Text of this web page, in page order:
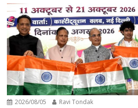
2026/08/05 Ravi Tondak